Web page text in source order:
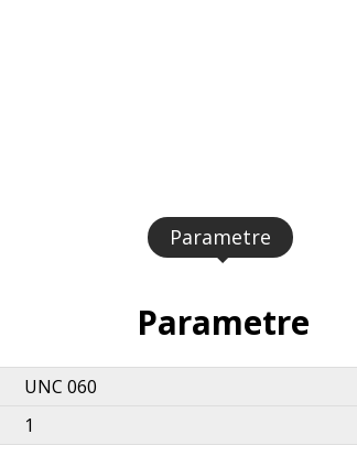
Parametre
Parametre
UNC 060
1